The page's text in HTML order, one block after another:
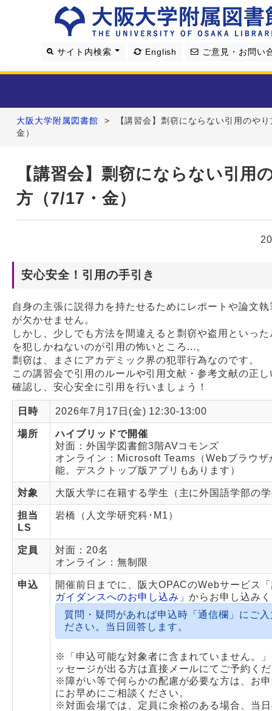
サイト内検索 English ご意見・お問い
利用案内
学習・研究支援
4つの図書館
Webサービス
大阪大学附属図書館 >
【講習会】剽窃にならない引用のや
金）
【講習会】剽窃にならない引用
方（7/17・金）
安心安全！引用の手引き
自身の主張に説得力を持たせるためにレポートや論文
が欠かせません。
しかし、少しでも方法を間違えると剽窃や盗用といっ
を犯しかねないのが引用の怖いところ...。
剽窃は、まさにアカデミック界の犯罪行為なのです。
この講習会で引用のルールや引用文献・参考文献の正
確認し、安心安全に引用を行いましょう！
日時 2026年7月17日(金) 12:30-13:00
場所
ハイブリッドで開催
対面：外国学図書館3階AVコモンズ
オンライン：Microsoft Teams（Webブラウザ
能。デスクトップ版アプリもあります）
対象 大阪大学に在籍する学生（主に外国語学部の
担当
LS
岩橋（人文学研究科･M1）
定員
対面：20名
オンライン：無制限
申込 開催前日までに、阪大OPACのWebサービス
ガイダンスへのお申し込み」からお申し込み
質問・疑問があれば申込時「通信欄」にご
ださい。当日回答します。
※「申込可能な対象者に含まれていません。
ッセージが出る方は直接メールにてご予約く
※障がい等で何らかの配慮が必要な方は、お
にお早めにご相談ください。
※対面会場では、定員に余裕のある場合、当